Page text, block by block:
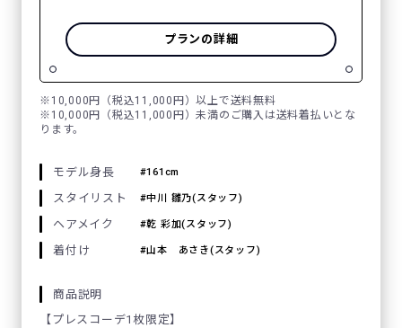
プランの詳細
※10,000円（税込11,000円）以上で送料無料
※10,000円（税込11,000円）未満のご購入は送料着払いとな
ります。
モデル身長 161cm
スタイリスト 中川 雛乃(スタッフ)
ヘアメイク 乾 彩加(スタッフ)
着付け 山本 あさき(スタッフ)
商品説明
【プレスコーデ1枚限定】